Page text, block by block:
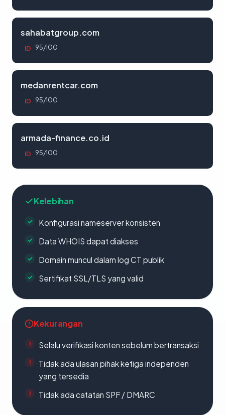
sahabatgroup.com
ID 95/100
medanrentcar.com
ID 95/100
armada-finance.co.id
ID 95/100
Kelebihan
Konfigurasi nameserver konsisten
Data WHOIS dapat diakses
Domain muncul dalam log CT publik
Sertifikat SSL/TLS yang valid
Kekurangan
Selalu verifikasi konten sebelum bertransaksi
Tidak ada ulasan pihak ketiga independen
yang tersedia
Tidak ada catatan SPF / DMARC